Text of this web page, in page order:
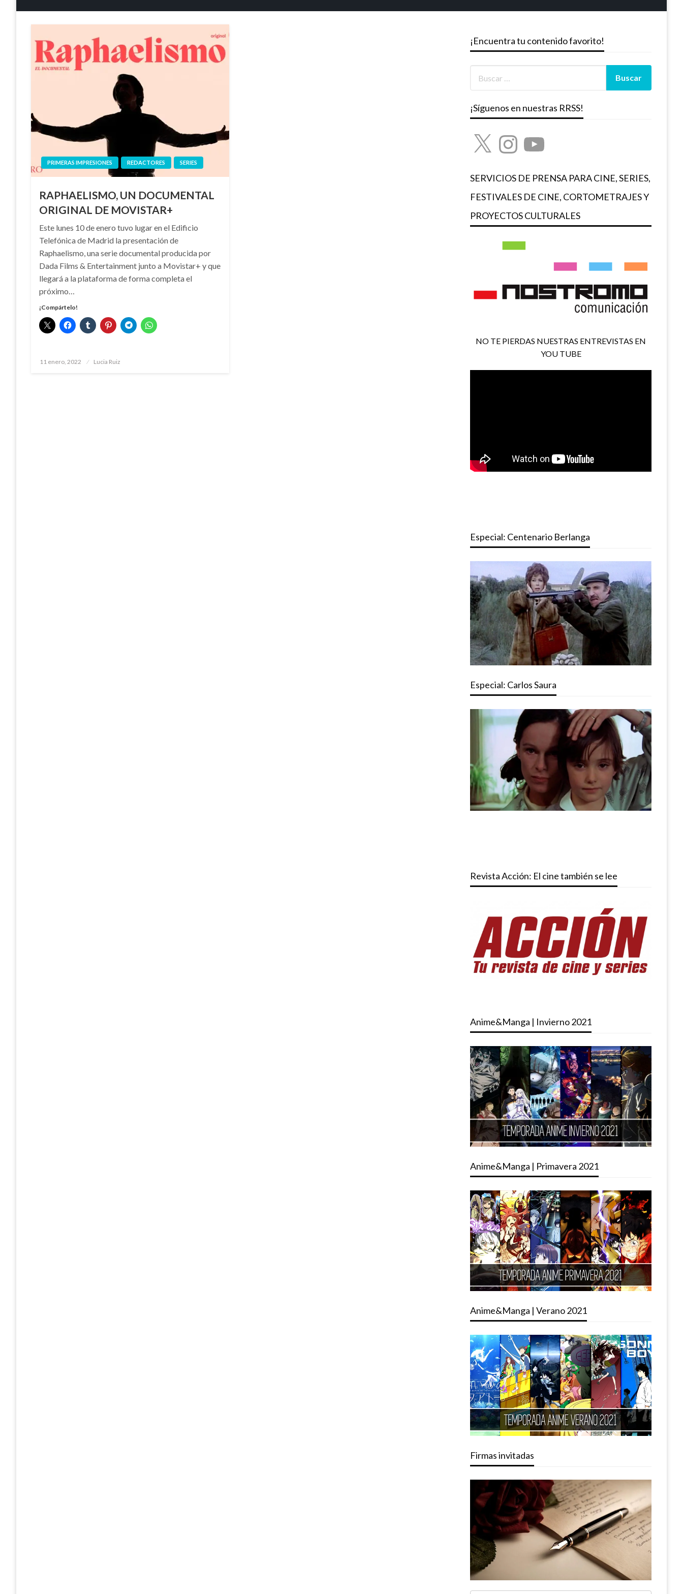
PRIMERAS IMPRESIONES REDACTORES SERIES
RAPHAELISMO, UN DOCUMENTAL
ORIGINAL DE MOVISTAR+
Este lunes 10 de enero tuvo lugar en el Edificio
Telefónica de Madrid la presentación de
Raphaelismo, una serie documental producida por
Dada Films & Entertainment junto a Movistar+ y que
llegará a la plataforma de forma completa el
próximo…
¡Compártelo!
Publicado
11 enero, 2022 Lucia Ruiz
¡Encuentra tu contenido favorito!
¡Síguenos en nuestras RRSS!
X InstagramYouTube
SERVICIOS DE PRENSA PARA CINE, SERIES,
FESTIVALES DE CINE, CORTOMETRAJES Y
PROYECTOS CULTURALES
NO TE PIERDAS NUESTRAS ENTREVISTAS EN
YOU TUBE
Especial: Centenario Berlanga
Especial: Carlos Saura
Revista Acción: El cine también se lee
Anime&Manga | Invierno 2021
Anime&Manga | Primavera 2021
Anime&Manga | Verano 2021
Firmas invitadas